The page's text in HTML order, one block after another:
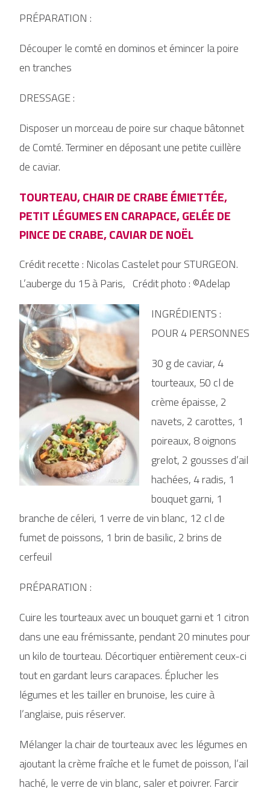
PRÉPARATION :
Découper le comté en dominos et émincer la poire
en tranches
DRESSAGE :
Disposer un morceau de poire sur chaque bâtonnet
de Comté. Terminer en déposant une petite cuillère
de caviar.
TOURTEAU, CHAIR DE CRABE ÉMIETTÉE,
PETIT LÉGUMES EN CARAPACE, GELÉE DE
PINCE DE CRABE, CAVIAR DE NOËL
Crédit recette : Nicolas Castelet pour STURGEON.
L’auberge du 15 à Paris, Crédit photo : ©Adelap
INGRÉDIENTS :
POUR 4 PERSONNES
30 g de caviar, 4
tourteaux, 50 cl de
crème épaisse, 2
navets, 2 carottes, 1
poireaux, 8 oignons
grelot, 2 gousses d’ail
hachées, 4 radis, 1
bouquet garni, 1
branche de céleri, 1 verre de vin blanc, 12 cl de
fumet de poissons, 1 brin de basilic, 2 brins de
cerfeuil
PRÉPARATION :
Cuire les tourteaux avec un bouquet garni et 1 citron
dans une eau frémissante, pendant 20 minutes pour
un kilo de tourteau. Décortiquer entièrement ceux-ci
tout en gardant leurs carapaces. Éplucher les
légumes et les tailler en brunoise, les cuire à
l’anglaise, puis réserver.
Mélanger la chair de tourteaux avec les légumes en
ajoutant la crème fraîche et le fumet de poisson, l’ail
haché, le verre de vin blanc, saler et poivrer. Farcir